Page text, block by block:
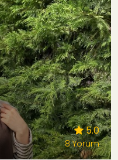
5.0
8 Yorum